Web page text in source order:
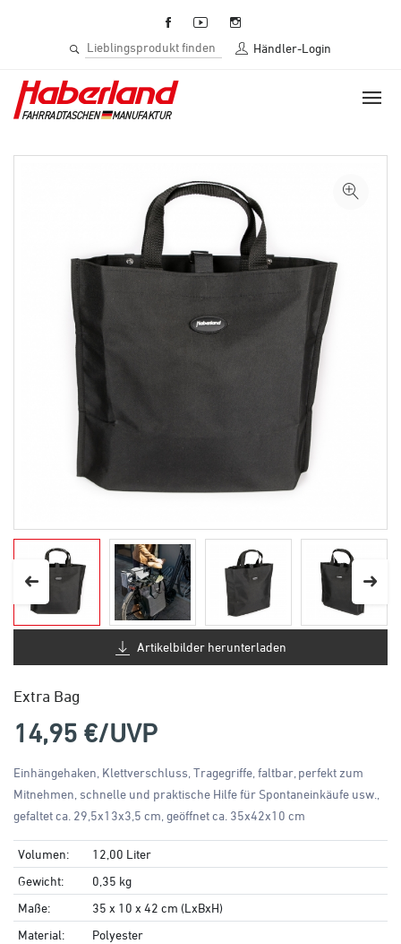
Händler-Login
Artikelbilder herunterladen
Extra Bag
14,95 €/UVP
Einhängehaken, Klettverschluss, Tragegriffe, faltbar, perfekt zum
Mitnehmen, schnelle und praktische Hilfe für Spontaneinkäufe usw.,
gefaltet ca. 29,5x13x3,5 cm, geöffnet ca. 35x42x10 cm
Volumen:
12,00 Liter
Gewicht:
0,35 kg
Maße:
35 x 10 x 42 cm (LxBxH)
Material:
Polyester